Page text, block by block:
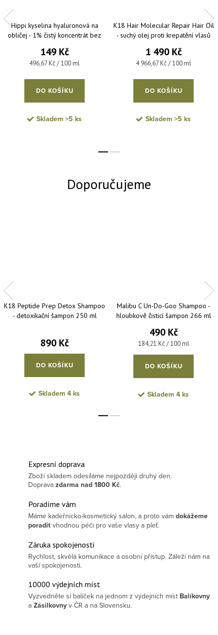
Hippi kyselina hyaluronová na
obličej - 1% čistý koncentrát bez
149 Kč
Měrná cena:
496,67 Kč / 100 ml
DO KOŠÍKU
Skladem >5 ks
K18 Hair Molecular Repair Hair Oil
- suchý olej proti krepatění vlasů
1 490 Kč
Měrná cena:
4 966,67 Kč / 100 ml
DO KOŠÍKU
Skladem >5 ks
K18 Peptide Prep Detox Shampoo
- detoxikační šampon 250 ml
890 Kč
DO KOŠÍKU
Skladem 4 ks
Malibu C Un-Do-Goo Shampoo -
hloubkově čisticí šampon 266 ml
490 Kč
Měrná cena:
184,21 Kč / 100 ml
DO KOŠÍKU
Skladem 4 ks
Expresní doprava
Zboží skladem odesíláme nejpozději druhý den.
Doprava zdarma nad 1800 Kč.
Poradíme vám
Máme kadeřnicko-kosmetický salon, a proto vám dokážeme
poradit vhodnou péči pro vaše vlasy a pleť.
Záruka spokojenosti
Rychlost, skvělá komunikace a osobní přístup. Záleží nám na
vaší spokojenosti.
10000 výdejních míst
Vyzvedněte si balíček na jednom z výdejních míst Balíkovny
a Zásilkovny v ČR a na Slovensku.